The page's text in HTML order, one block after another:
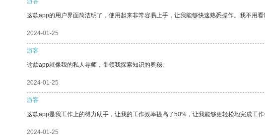
这款app的用户界面简洁明了，使用起来非常容易上手，让我能够快速熟悉操作。我不用看
2024-01-25
游客
这款app就像我的私人导师，带领我探索知识的奥秘。
2024-01-25
游客
这款app是我工作上的得力助手，让我的工作效率提高了50%，让我能够更轻松地完成工作
2024-01-25